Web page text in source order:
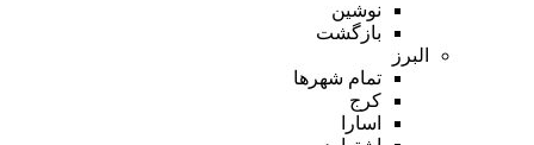
نوشین
بازگشت
البرز
تمام شهر‌ها
کرج
اسارا